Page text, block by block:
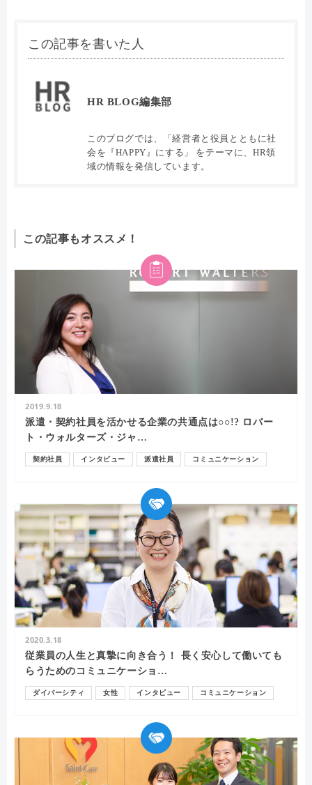
この記事を書いた人
HR BLOG編集部
このブログでは、「経営者と役員とともに社
会を『HAPPY』にする」 をテーマに、HR領
域の情報を発信しています。
この記事もオススメ！
2019.9.18
派遣・契約社員を活かせる企業の共通点は○○!? ロバー
ト・ウォルターズ・ジャ…
契約社員 インタビュー 派遣社員 コミュニケーション
2020.3.18
従業員の人生と真摯に向き合う！ 長く安心して働いても
らうためのコミュニケーショ…
ダイバーシティ 女性 インタビュー コミュニケーション